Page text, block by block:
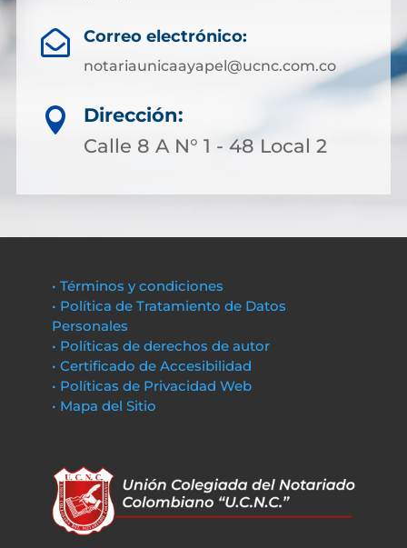
 Correo electrónico:
notariaunicaayapel@ucnc.com.co

Dirección:
Calle 8 A N° 1 - 48 Local 2
• Términos y condiciones
• Política de Tratamiento de Datos
Personales
• Políticas de derechos de autor
• Certificado de Accesibilidad
• Políticas de Privacidad Web
• Mapa del Sitio